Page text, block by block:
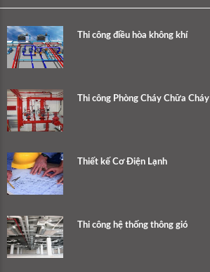
Thi công điều hòa không khí
Thi công Phòng Cháy Chữa Cháy
Thiết kế Cơ Điện Lạnh
Thi công hệ thống thông gió